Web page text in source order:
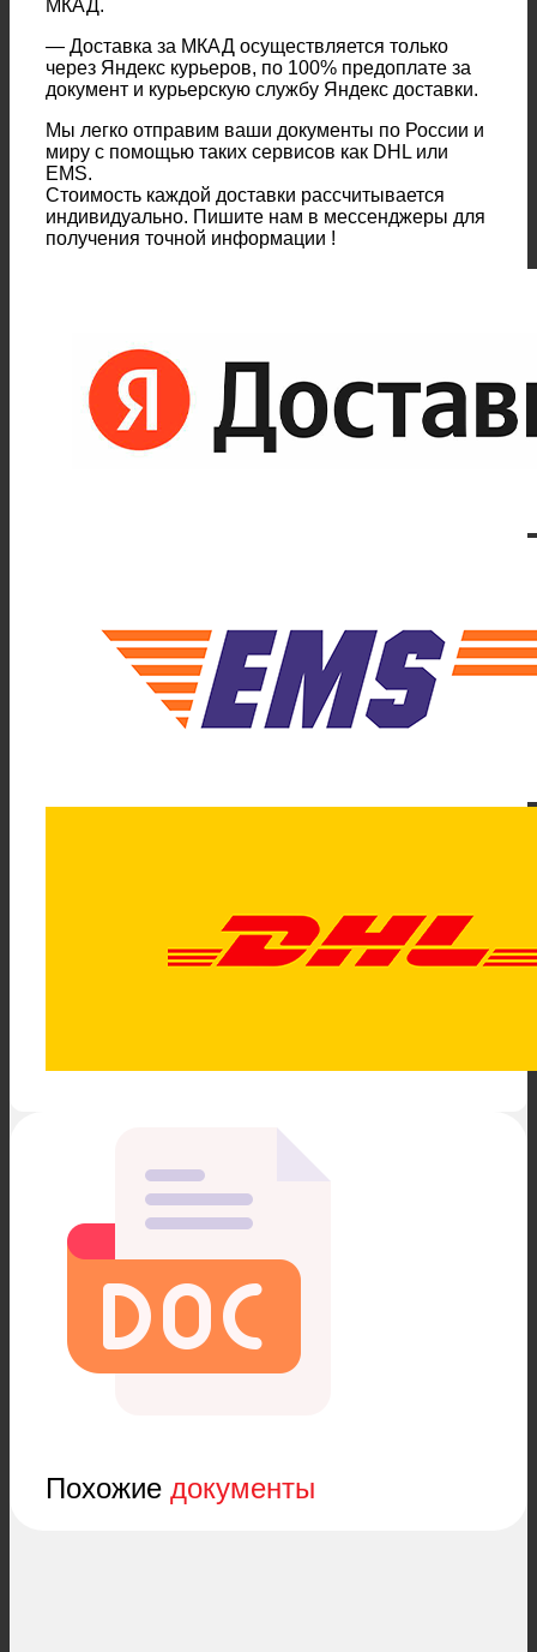
МКАД.
— Доставка за МКАД осуществляется только
через Яндекс курьеров, по 100% предоплате за
документ и курьерскую службу Яндекс доставки.
Мы легко отправим ваши документы по России и
миру с помощью таких сервисов как DHL или
EMS.
Стоимость каждой доставки рассчитывается
индивидуально. Пишите нам в мессенджеры для
получения точной информации !
Похожие документы